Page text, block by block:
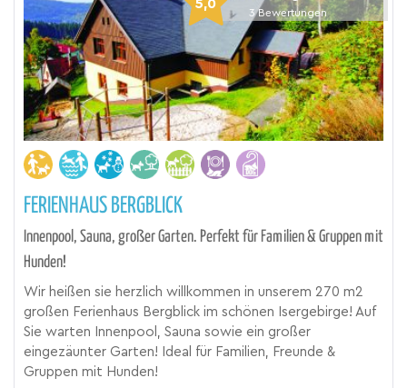
5,0
3 Bewertungen
FERIENHAUS BERGBLICK
Innenpool, Sauna, großer Garten. Perfekt für Familien & Gruppen mit
Hunden!
Wir heißen sie herzlich willkommen in unserem 270 m2
großen Ferienhaus Bergblick im schönen Isergebirge! Auf
Sie warten Innenpool, Sauna sowie ein großer
eingezäunter Garten! Ideal für Familien, Freunde &
Gruppen mit Hunden!